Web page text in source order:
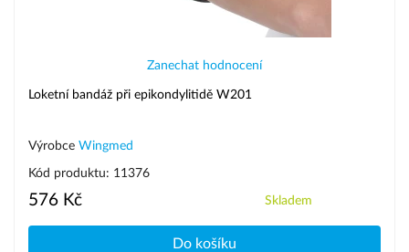
Zanechat hodnocení
Loketní bandáž při epikondylitidě W201
Výrobce Wingmed
Kód produktu: 11376
576 Kč Skladem
Do košíku